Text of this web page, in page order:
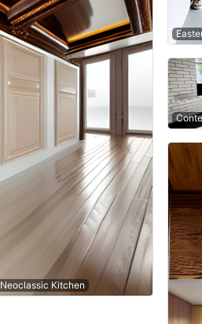
Neoclassic Kitchen